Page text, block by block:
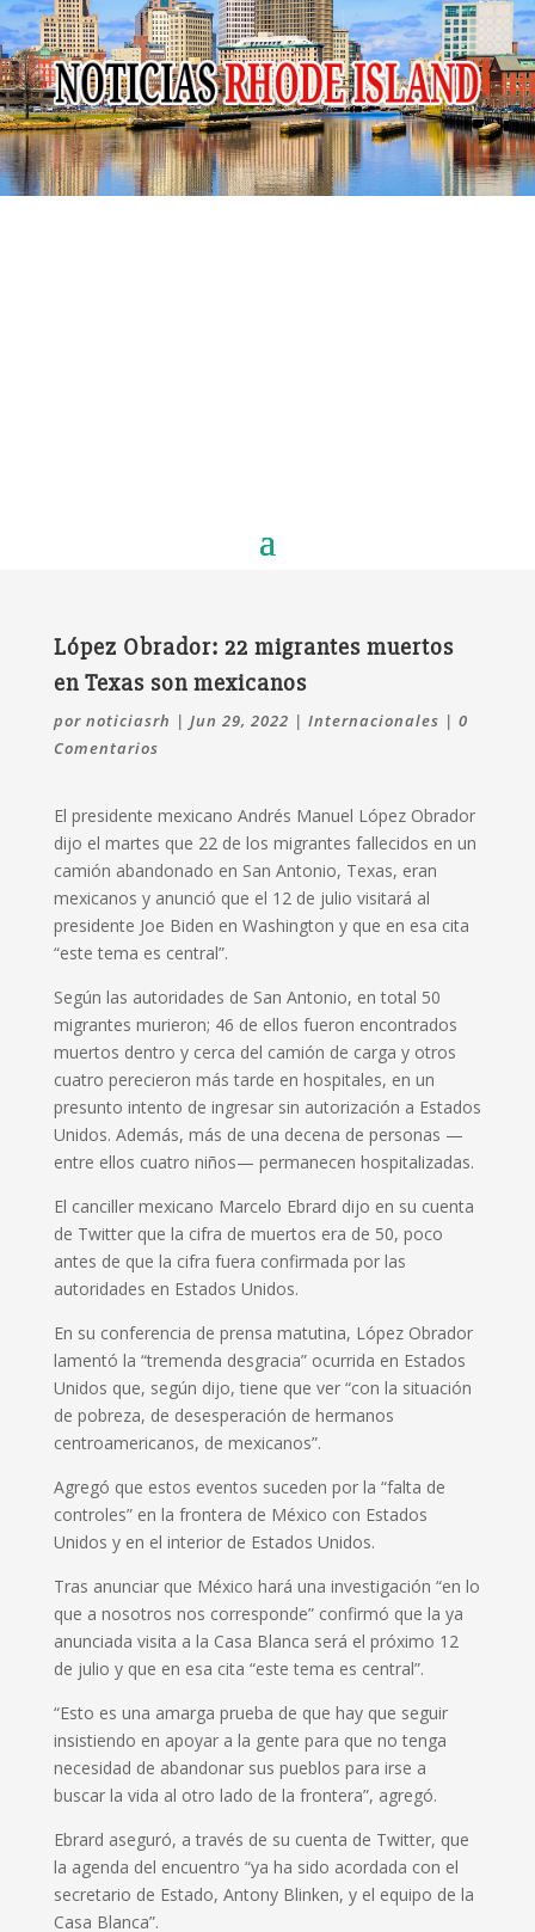
López Obrador: 22 migrantes muertos
en Texas son mexicanos
por noticiasrh | Jun 29, 2022 | Internacionales | 0
Comentarios
El presidente mexicano Andrés Manuel López Obrador
dijo el martes que 22 de los migrantes fallecidos en un
camión abandonado en San Antonio, Texas, eran
mexicanos y anunció que el 12 de julio visitará al
presidente Joe Biden en Washington y que en esa cita
“este tema es central”.
Según las autoridades de San Antonio, en total 50
migrantes murieron; 46 de ellos fueron encontrados
muertos dentro y cerca del camión de carga y otros
cuatro perecieron más tarde en hospitales, en un
presunto intento de ingresar sin autorización a Estados
Unidos. Además, más de una decena de personas —
entre ellos cuatro niños— permanecen hospitalizadas.
El canciller mexicano Marcelo Ebrard dijo en su cuenta
de Twitter que la cifra de muertos era de 50, poco
antes de que la cifra fuera confirmada por las
autoridades en Estados Unidos.
En su conferencia de prensa matutina, López Obrador
lamentó la “tremenda desgracia” ocurrida en Estados
Unidos que, según dijo, tiene que ver “con la situación
de pobreza, de desesperación de hermanos
centroamericanos, de mexicanos”.
Agregó que estos eventos suceden por la “falta de
controles” en la frontera de México con Estados
Unidos y en el interior de Estados Unidos.
Tras anunciar que México hará una investigación “en lo
que a nosotros nos corresponde” confirmó que la ya
anunciada visita a la Casa Blanca será el próximo 12
de julio y que en esa cita “este tema es central”.
“Esto es una amarga prueba de que hay que seguir
insistiendo en apoyar a la gente para que no tenga
necesidad de abandonar sus pueblos para irse a
buscar la vida al otro lado de la frontera”, agregó.
Ebrard aseguró, a través de su cuenta de Twitter, que
la agenda del encuentro “ya ha sido acordada con el
secretario de Estado, Antony Blinken, y el equipo de la
Casa Blanca”.